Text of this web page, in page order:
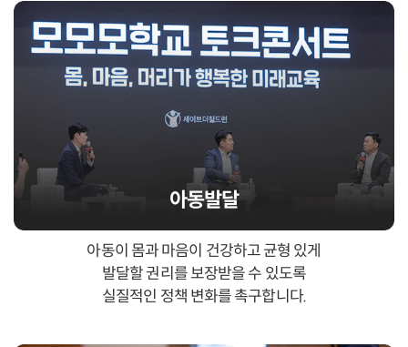
아동발달
아동이 몸과 마음이 건강하고 균형 있게
발달할 권리를 보장받을 수 있도록
실질적인 정책 변화를 촉구합니다.